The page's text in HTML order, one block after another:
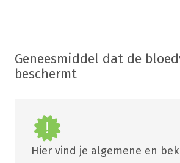
Geneesmiddel dat de
beschermt
Hier vind je algemene en